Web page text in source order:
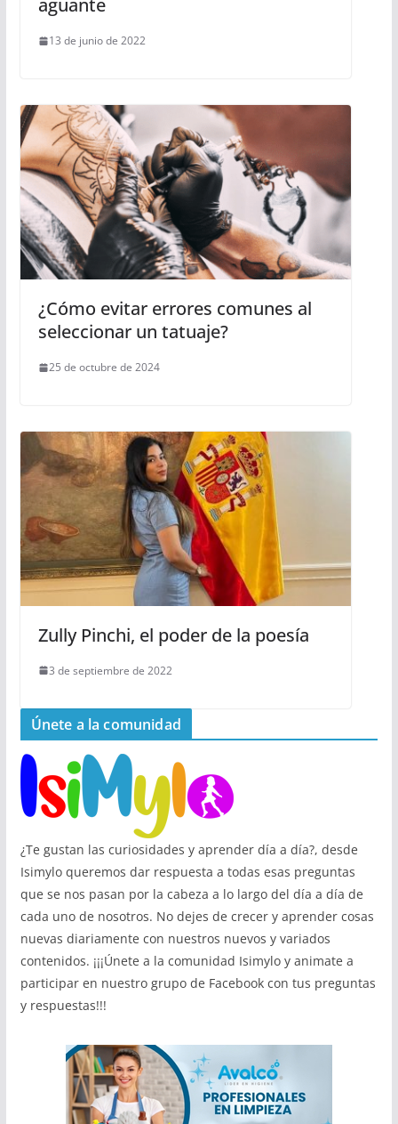
aguante
13 de junio de 2022
¿Cómo evitar errores comunes al
seleccionar un tatuaje?
25 de octubre de 2024
Zully Pinchi, el poder de la poesía
3 de septiembre de 2022
Únete a la comunidad
¿Te gustan las curiosidades y aprender día a día?, desde
Isimylo queremos dar respuesta a todas esas preguntas
que se nos pasan por la cabeza a lo largo del día a día de
cada uno de nosotros. No dejes de crecer y aprender cosas
nuevas diariamente con nuestros nuevos y variados
contenidos. ¡¡¡Únete a la comunidad Isimylo y animate a
participar en nuestro grupo de Facebook con tus preguntas
y respuestas!!!